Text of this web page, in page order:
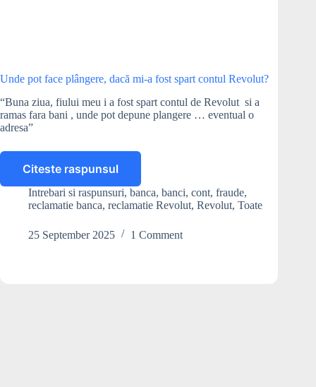
Unde pot face plângere, dacă mi-a fost spart contul Revolut?
“Buna ziua, fiului meu i a fost spart contul de Revolut si a
ramas fara bani , unde pot depune plangere … eventual o
adresa”
Citeste raspunsul
Unde
pot
face
dacă
Intrebari si raspunsuri, banca, banci, cont, fraude,
reclamatie banca, reclamatie Revolut, Revolut, Toate
25 September 2025 1 Comment